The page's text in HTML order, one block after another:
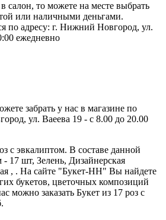
то можете на месте выбрать
или наличными деньгами.
по адресу: г. Нижний Новгород, ул.
ежедневно
забрать у нас в магазине по
ул. Ваеева 19 - с 8.00 до 20.00
с эвкалиптом. В составе данной
17 шт, Зелень, Дизайнерская
, . На сайте "Букет-НН" Вы найдете
букетов, цветочных композиций
можно заказать Букет из 17 роз с